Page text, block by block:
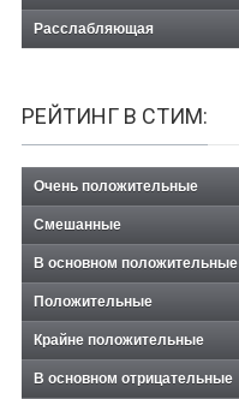
Расслабляющая
РЕЙТИНГ В СТИМ:
Очень положительные
Смешанные
В основном положительные
Положительные
Крайне положительные
В основном отрицательные